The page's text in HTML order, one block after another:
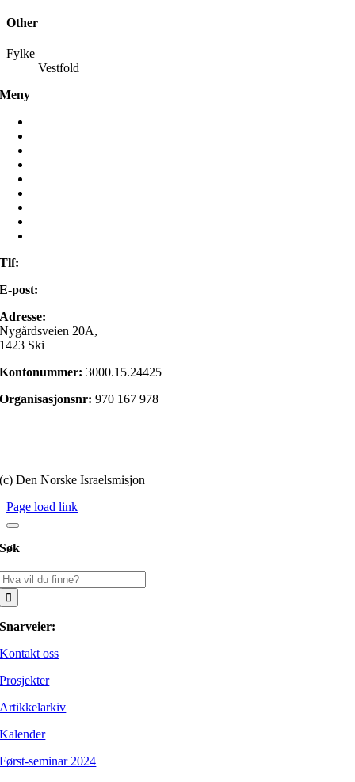
Other
Fylke
Vestfold
Meny
Tlf:
E-post:
Adresse:
Nygårdsveien 20A,
1423 Ski
Kontonummer:3000.15.24425
Organisasjonsnr:970 167 978
(c) Den Norske Israelsmisjon
Page load link
Søk
Snarveier:
Kontakt oss
Prosjekter
Artikkelarkiv
Kalender
Først-seminar 2024